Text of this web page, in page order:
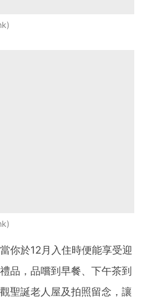
你於12月入住時便能享受迎
品，品嚐到早餐、下午茶到
聖誕老人屋及拍照留念，讓